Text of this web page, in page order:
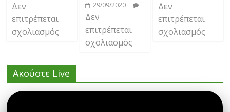
Δεν
επιτρέπεται
σχολιασμός
29/09/2020
Δεν
επιτρέπεται
σχολιασμός
Δεν
επιτρέπεται
σχολιασμός
Ακούστε Live